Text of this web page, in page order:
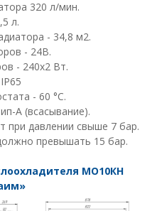
320 л/мин.
л.
- 34,8 м2.
- 24В.
- 240х2 Вт.
- 60 °С.
А (всасывание).
при давлении свыше 7 бар.
превышать 15 бар.
МО10КН